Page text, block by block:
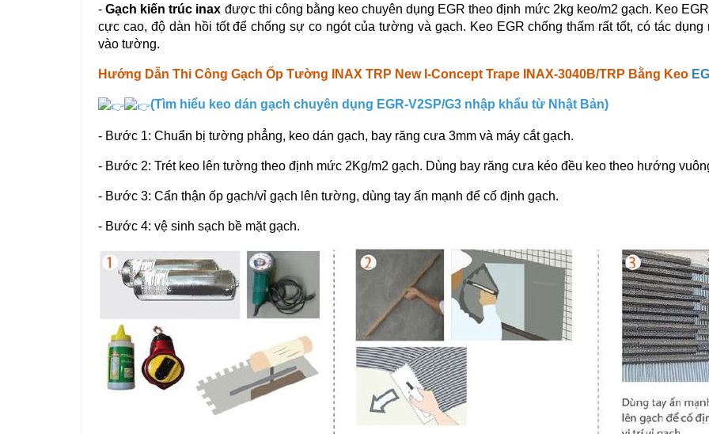
-Gạch kiến trúc inax được thi công bằng keo chuyên dụng EGR theo định mức 2kg keo/m2 gạch. Keo
cực cao, độ dàn hồi tốt để chống sự co ngót của tường và gạch. Keo EGR chống thấm rất tốt, có tác
vào tường.
Hướng Dẫn Thi Công Gạch Ốp Tường INAX TRP New I-Concept Trape INAX-3040B/TRP Bằng Keo
(Tìm hiểu keo dán gạch chuyên dụng EGR-V2SP/G3 nhập khẩu từ Nhật Bản)
- Bước 1: Chuẩn bị tường phẳng, keo dán gạch, bay răng cưa 3mm và máy cắt gạch.
- Bước 2: Trét keo lên tường theo định mức 2Kg/m2 gạch. Dùng bay răng cưa kéo đều keo theo hướng
- Bước 3: Cẩn thận ốp gạch/vỉ gạch lên tường, dùng tay ấn mạnh để cố định gạch.
- Bước 4: vệ sinh sạch bề mặt gạch.